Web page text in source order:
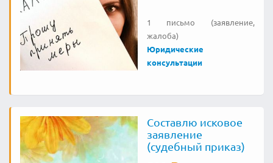
1 письмо (заявление,
жалоба)
Юридические
консультации
Составлю исковое
заявление
(судебный приказ)